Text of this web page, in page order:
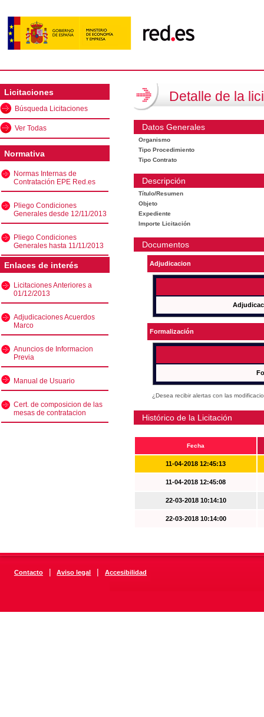
Licitaciones
Búsqueda Licitaciones
Ver Todas
Normativa
Normas Internas de
Contratación EPE Red.es
Pliego Condiciones
Generales desde 12/11/2013
Pliego Condiciones
Generales hasta 11/11/2013
Enlaces de interés
Licitaciones Anteriores a
01/12/2013
Adjudicaciones Acuerdos
Marco
Anuncios de Informacion
Previa
Manual de Usuario
Cert. de composicion de las
mesas de contratacion
Detalle de la
Datos Generales
Organismo
Tipo Procedimiento
Tipo Contrato
Descripción
Título/Resumen
Objeto
Expediente
Importe Licitación
Documentos
Adjudicacion
Formalización
¿Desea recibir alertas con las
Histórico de la Licitación
Fecha
11-04-2018 12:45:13
11-04-2018 12:45:08
22-03-2018 10:14:10
22-03-2018 10:14:00
Contacto | Aviso legal | Accesibilidad